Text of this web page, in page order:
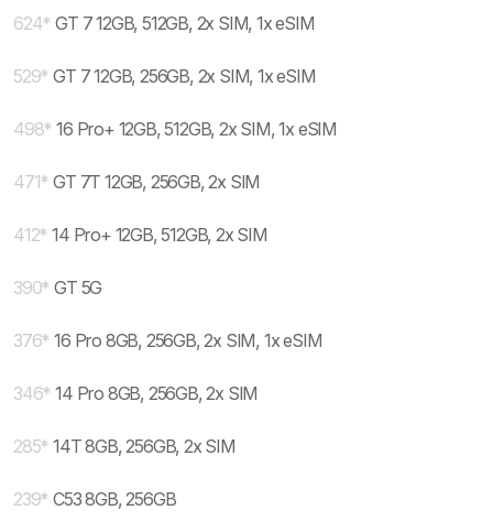
624* GT 7 12GB, 512GB, 2x SIM, 1x eSIM
529* GT 7 12GB, 256GB, 2x SIM, 1x eSIM
498* 16 Pro+ 12GB, 512GB, 2x SIM, 1x eSIM
471* GT 7T 12GB, 256GB, 2x SIM
412* 14 Pro+ 12GB, 512GB, 2x SIM
390* GT 5G
376* 16 Pro 8GB, 256GB, 2x SIM, 1x eSIM
346* 14 Pro 8GB, 256GB, 2x SIM
285* 14T 8GB, 256GB, 2x SIM
239* C53 8GB, 256GB